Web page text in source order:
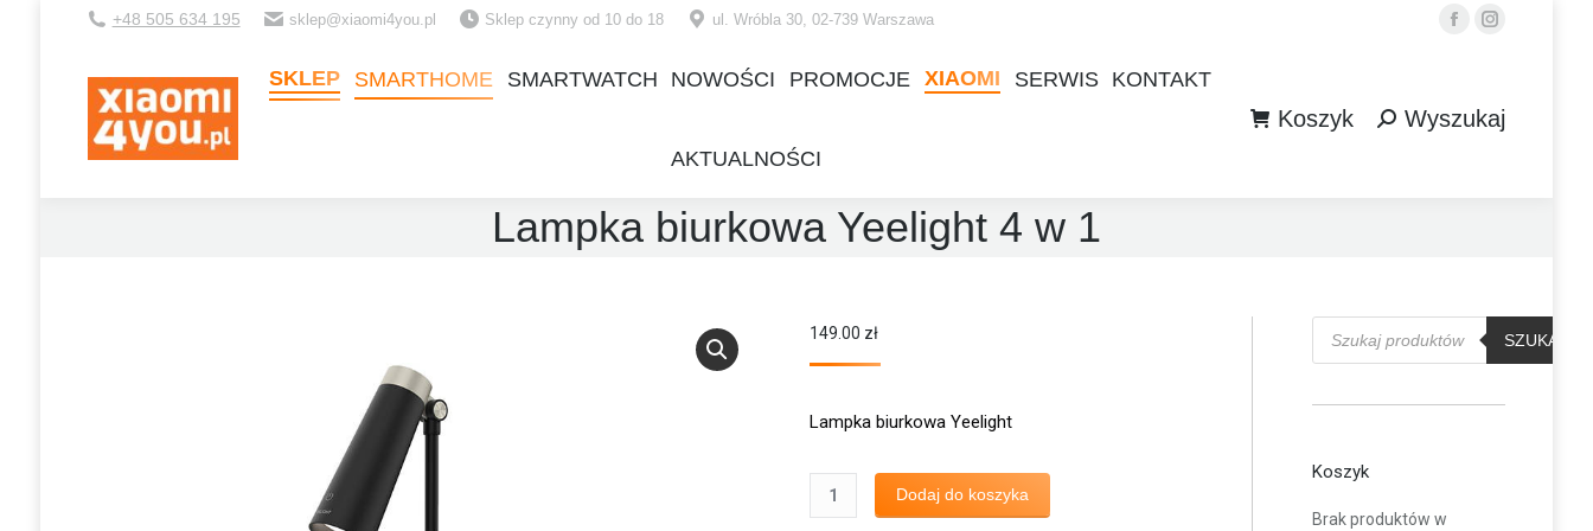
+48 505 634 195 sklep@xiaomi4you.pl Sklep czynny od 10 do 18 ul. Wróbla 30, 02-739 Warszawa
FacebookInstagram
SKLEP SMARTHOME SMARTWATCH NOWOŚCI PROMOCJE XIAOMI SERWIS KONTAKT
AKTUALNOŚCI
Koszyk Szukaj:Wyszukaj
Lampka biurkowa Yeelight 4 w 1
149.00 zł
Lampka biurkowa Yeelight
ilość
Lampka
Dodaj do koszyka
Wyszukiwarka
produktów
SZUKAJ
Koszyk
Brak produktów w